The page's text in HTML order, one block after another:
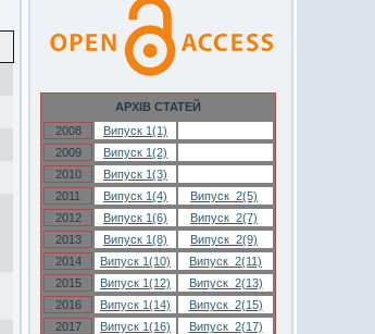
АРХІВ СТАТЕЙ
2008
Випуск 1(1)
2009
Випуск 1(2)
2010
Випуск 1(3)
2011
Випуск 1(4)
Випуск 2(5)
2012
Випуск 1(6)
Випуск 2(7)
2013
Випуск 1(8)
Випуск 2(9)
2014
Випуск 1(10)
Випуск 2(11)
2015
Випуск 1(12)
Випуск 2(13)
2016
Випуск 1(14)
Випуск 2(15)
2017
Випуск 1(16)
Випуск 2(17)